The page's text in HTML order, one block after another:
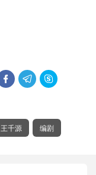
  
王千源 编剧